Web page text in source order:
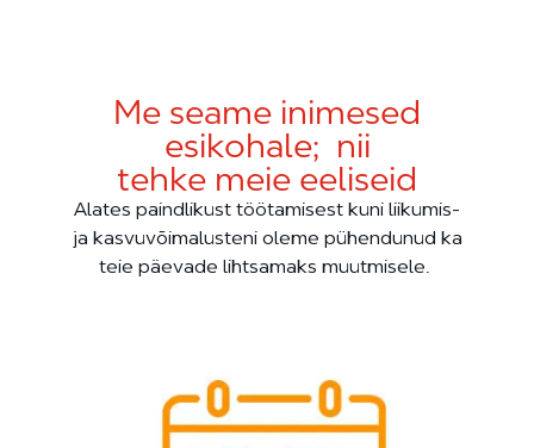
Me seame inimesed
esikohale; nii
tehke meie eeliseid
Alates paindlikust töötamisest kuni liikumis-
ja kasvuvõimalusteni oleme pühendunud ka
teie päevade lihtsamaks muutmisele.